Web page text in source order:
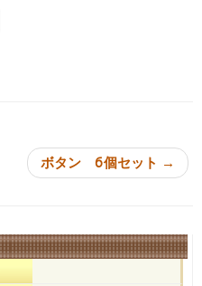
ボタン 6個セット →